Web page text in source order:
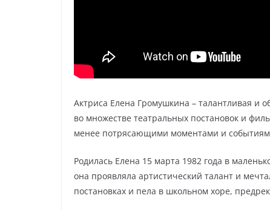
Актриса Елена Громушкина – талантливая и
во множестве театральных постановок и
менее потрясающими моментами и
Родилась Елена 15 марта 1982 года в
она проявляла артистический талант и
постановках и пела в школьном хоре,